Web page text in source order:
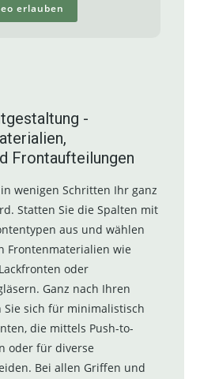
erlauben
-
Frontaufteilungen
wenigen Schritten Ihr ganz
Statten Sie die Spalten mit
aus und wählen
Frontenmaterialien wie
oder
Ganz nach Ihren
Sie sich für minimalistisch
die mittels Push-to-
oder für diverse
Bei allen Griffen und